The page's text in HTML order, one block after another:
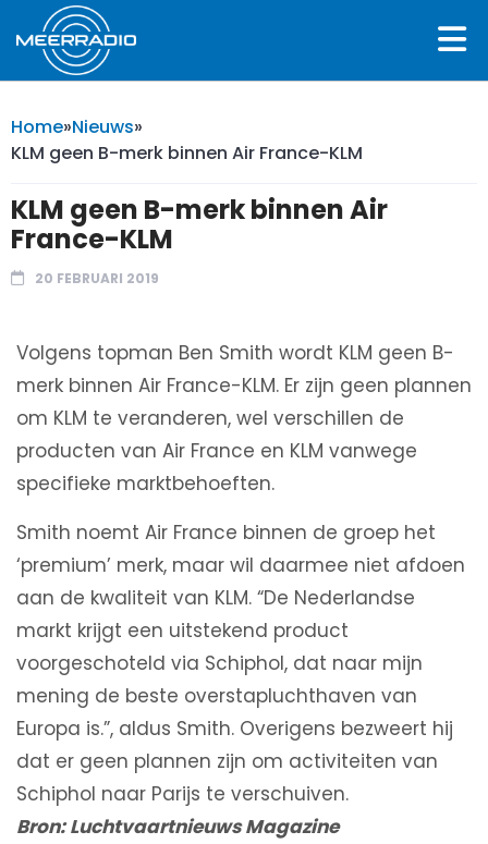
Home»Nieuws»
KLM geen B-merk binnen Air France-KLM
KLM geen B-merk binnen Air
France-KLM
20 FEBRUARI 2019
Volgens topman Ben Smith wordt KLM geen B-
merk binnen Air France-KLM. Er zijn geen plannen
om KLM te veranderen, wel verschillen de
producten van Air France en KLM vanwege
specifieke marktbehoeften.
Smith noemt Air France binnen de groep het
‘premium’ merk, maar wil daarmee niet afdoen
aan de kwaliteit van KLM. “De Nederlandse
markt krijgt een uitstekend product
voorgeschoteld via Schiphol, dat naar mijn
mening de beste overstapluchthaven van
Europa is.”, aldus Smith. Overigens bezweert hij
dat er geen plannen zijn om activiteiten van
Schiphol naar Parijs te verschuiven.
Bron: Luchtvaartnieuws Magazine